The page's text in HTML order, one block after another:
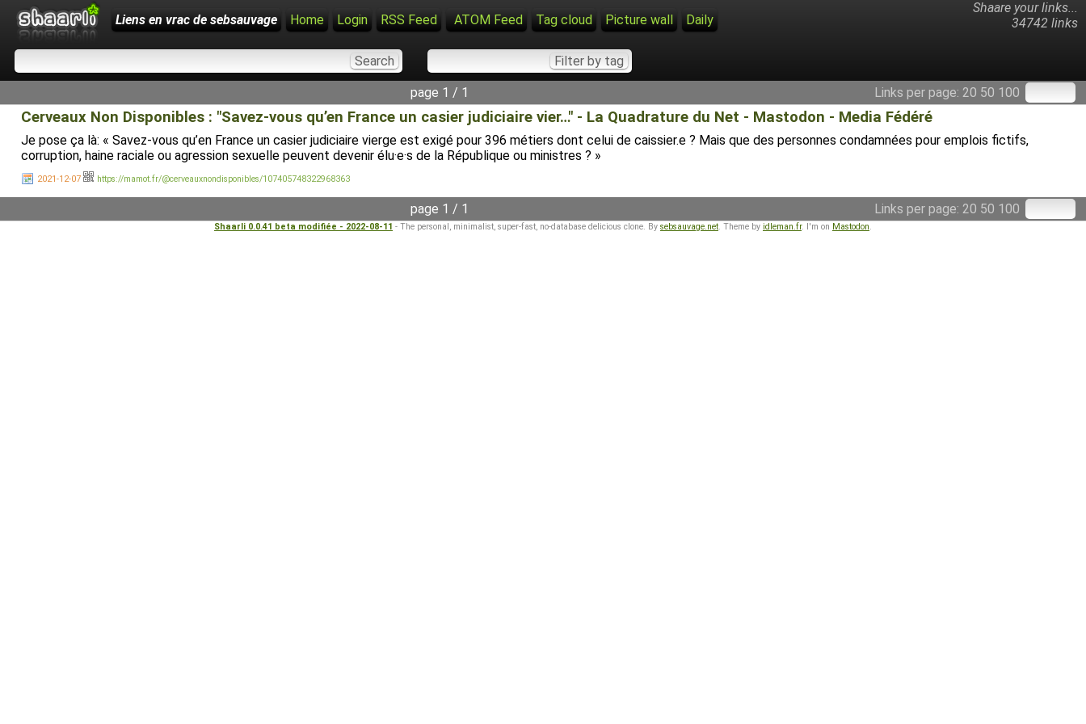
Shaare your links...
34742 links
Liens en vrac de sebsauvage Home Login RSS Feed ATOM Feed Tag cloud Picture wall Daily
Links per page: 20 50 100
page 1 / 1
Cerveaux Non Disponibles : "Savez-vous qu’en France un casier judiciaire vier…" - La Quadrature du Net - Mastodon - Media Fédéré
Je pose ça là: « Savez-vous qu’en France un casier judiciaire vierge est exigé pour 396 métiers dont celui de caissier.e ? Mais que des personnes condamnées pour emplois fictifs,
corruption, haine raciale ou agression sexuelle peuvent devenir élu·e·s de la République ou ministres ? »
2021-12-07 https://mamot.fr/@cerveauxnondisponibles/107405748322968363
Links per page: 20 50 100
page 1 / 1
Shaarli 0.0.41 beta modifiée - 2022-08-11 - The personal, minimalist, super-fast, no-database delicious clone. By sebsauvage.net. Theme by idleman.fr. I'm on Mastodon.